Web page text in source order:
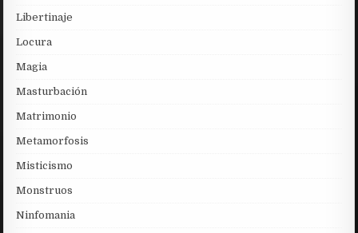
Libertinaje
Locura
Magia
Masturbación
Matrimonio
Metamorfosis
Misticismo
Monstruos
Ninfomania